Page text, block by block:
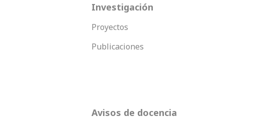
Investigación
Proyectos
Publicaciones
Avisos de docencia